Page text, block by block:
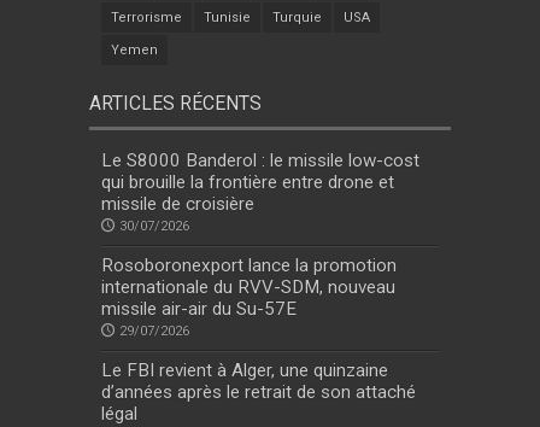
Terrorisme Tunisie Turquie USA
Yemen
ARTICLES RÉCENTS
Le S8000 Banderol : le missile low-cost
qui brouille la frontière entre drone et
missile de croisière
30/07/2026
Rosoboronexport lance la promotion
internationale du RVV-SDM, nouveau
missile air-air du Su-57E
29/07/2026
Le FBI revient à Alger, une quinzaine
d’années après le retrait de son attaché
légal